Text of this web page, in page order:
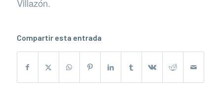
Villazón.
Compartir esta entrada